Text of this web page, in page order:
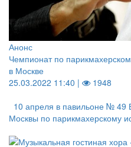
Анонс
Чемпионат по
в Москве
25.03.2022 11:40 |
1948
10 апреля в павильоне № 49
Москвы по парикмахерскому